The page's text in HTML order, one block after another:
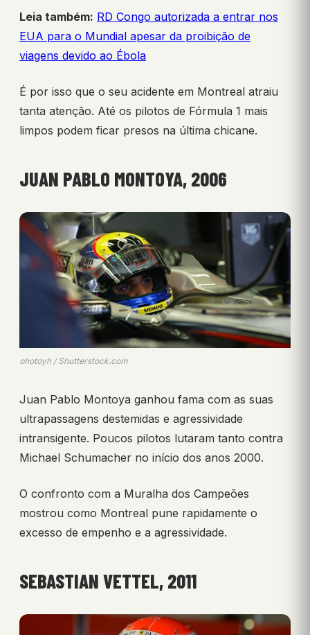
Leia também: RD Congo autorizada a entrar nos
EUA para o Mundial apesar da proibição de
viagens devido ao Ébola
É por isso que o seu acidente em Montreal atraiu
tanta atenção. Até os pilotos de Fórmula 1 mais
limpos podem ficar presos na última chicane.
JUAN PABLO MONTOYA, 2006
photoyh / Shutterstock.com
Juan Pablo Montoya ganhou fama com as suas
ultrapassagens destemidas e agressividade
intransigente. Poucos pilotos lutaram tanto contra
Michael Schumacher no início dos anos 2000.
O confronto com a Muralha dos Campeões
mostrou como Montreal pune rapidamente o
excesso de empenho e a agressividade.
SEBASTIAN VETTEL, 2011